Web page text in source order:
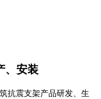
、安装
抗震支架产品研发、生